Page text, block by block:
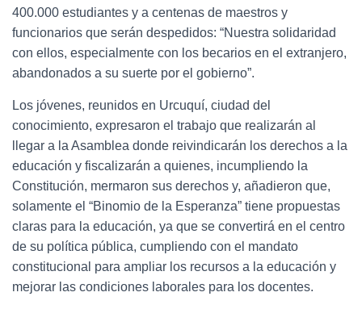
400.000 estudiantes y a centenas de maestros y
funcionarios que serán despedidos: “Nuestra solidaridad
con ellos, especialmente con los becarios en el extranjero,
abandonados a su suerte por el gobierno”.
Los jóvenes, reunidos en Urcuquí, ciudad del
conocimiento, expresaron el trabajo que realizarán al
llegar a la Asamblea donde reivindicarán los derechos a la
educación y fiscalizarán a quienes, incumpliendo la
Constitución, mermaron sus derechos y, añadieron que,
solamente el “Binomio de la Esperanza” tiene propuestas
claras para la educación, ya que se convertirá en el centro
de su política pública, cumpliendo con el mandato
constitucional para ampliar los recursos a la educación y
mejorar las condiciones laborales para los docentes.